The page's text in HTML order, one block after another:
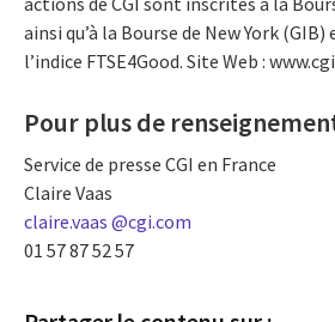
ainsi qu’à la Bourse de New York
l’indice FTSE4Good. Site Web :
Pour plus de
Service de presse CGI en France
Claire Vaas
claire.vaas @cgi.com
01 57 87 52 57